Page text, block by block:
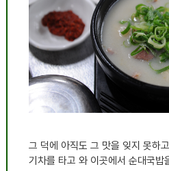
그 덕에 아직도 그 맛을 잊지 못하
기차를 타고 와 이곳에서 순대국밥